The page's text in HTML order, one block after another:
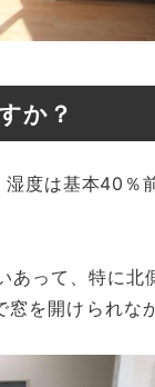
か？
度は基本40％
って、特に北
を開けられな